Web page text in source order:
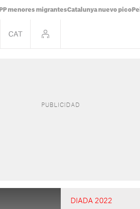
PP menores migrantesCatalunya nuevo pico
DIADA 2022